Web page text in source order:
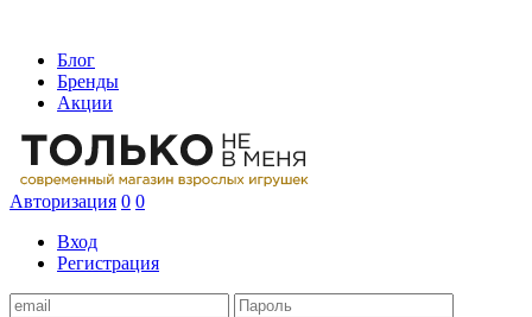
Блог
Бренды
Акции
Авторизация 0 0
Вход
Регистрация